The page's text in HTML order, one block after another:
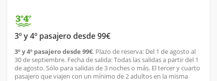
3º y 4º pasajero desde 99€
3º y 4º pasajero desde 99€. Plazo de reserva: Del 1 de agosto al
30 de septiembre. Fecha de salida: Todas las salidas a partir del 1
de agosto. Sólo para salidas de 3 noches o más. El tercer y cuarto
pasajero que viajen con un mínimo de 2 adultos en la misma